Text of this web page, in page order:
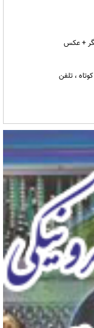
+ عکس
، تلفن